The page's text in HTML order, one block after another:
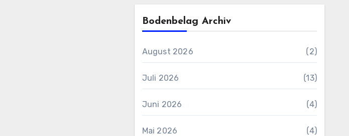
Bodenbelag Archiv
August 2026 (2)
Juli 2026 (13)
Juni 2026 (4)
Mai 2026 (4)